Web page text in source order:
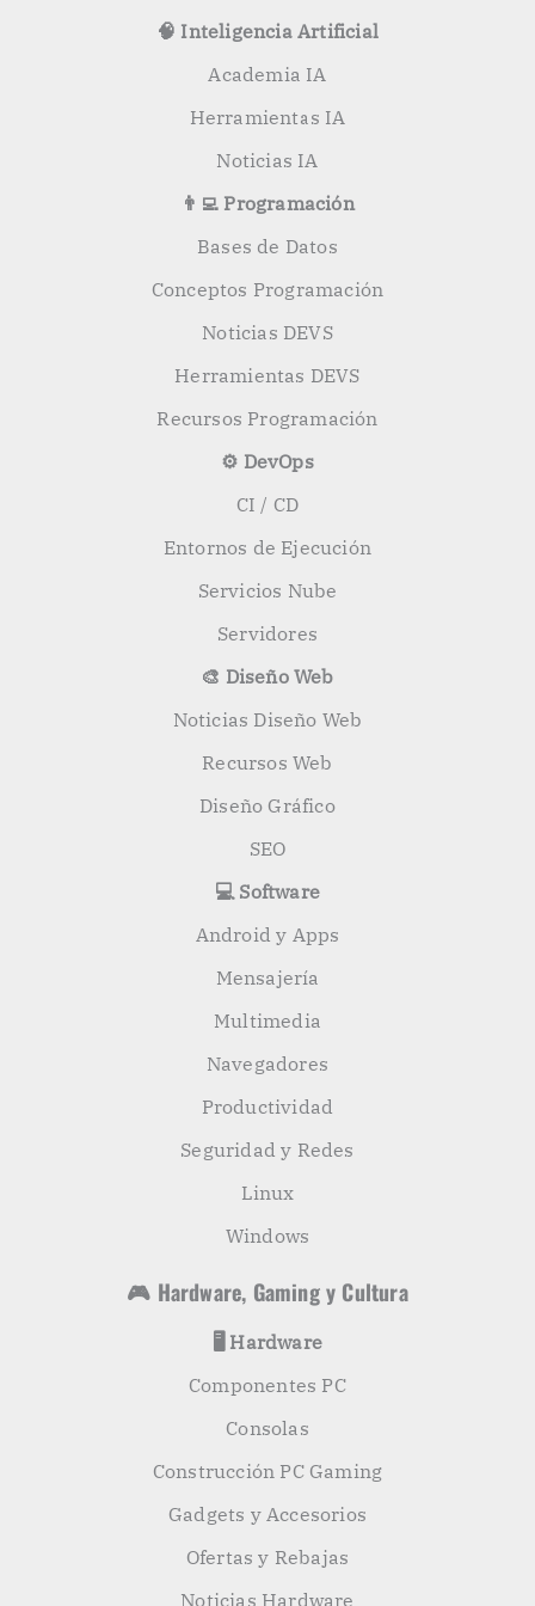
🧠 Inteligencia Artificial
Academia IA
Herramientas IA
Noticias IA
👨‍💻 Programación
Bases de Datos
Conceptos Programación
Noticias DEVS
Herramientas DEVS
Recursos Programación
⚙️ DevOps
CI / CD
Entornos de Ejecución
Servicios Nube
Servidores
🎨 Diseño Web
Noticias Diseño Web
Recursos Web
Diseño Gráfico
SEO
💻 Software
Android y Apps
Mensajería
Multimedia
Navegadores
Productividad
Seguridad y Redes
Linux
Windows
🎮 Hardware, Gaming y Cultura
🖥️ Hardware
Componentes PC
Consolas
Construcción PC Gaming
Gadgets y Accesorios
Ofertas y Rebajas
Noticias Hardware